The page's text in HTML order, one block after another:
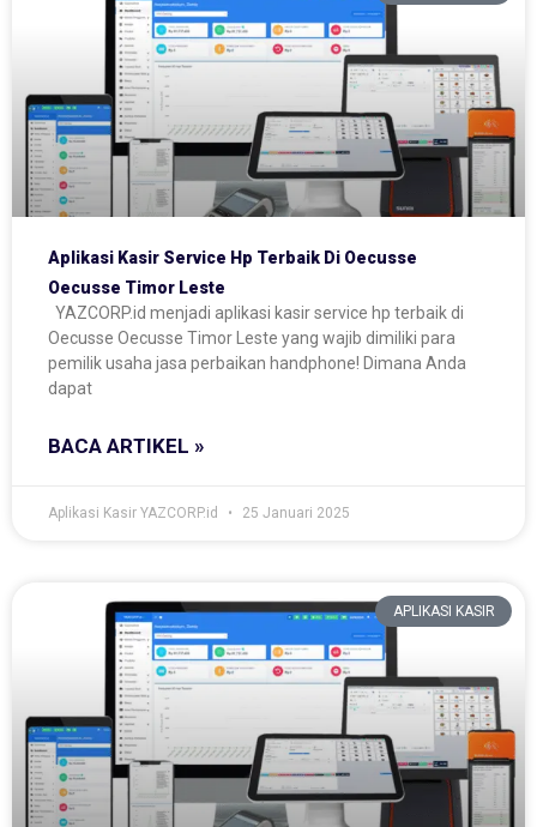
Aplikasi Kasir Service Hp Terbaik Di Oecusse
Oecusse Timor Leste
YAZCORP.id menjadi aplikasi kasir service hp terbaik di
Oecusse Oecusse Timor Leste yang wajib dimiliki para
pemilik usaha jasa perbaikan handphone! Dimana Anda
dapat
BACA ARTIKEL »
Aplikasi Kasir YAZCORP.id 25 Januari 2025
APLIKASI KASIR